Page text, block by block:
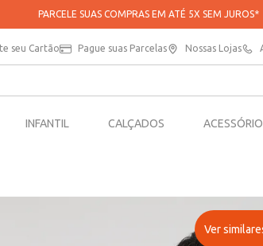
PARCELE SUAS COMPRAS EM ATÉ 5X SEM JUROS*
seu Cartão Pague suas Parcelas Nossas Lojas
INFANTIL CALÇADOS
Ver